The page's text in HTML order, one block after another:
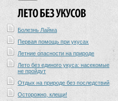
Болезнь Лайма
Первая помощь при укусах
Летние опасности на природе
Лето без единого укуса: насекомые
не пройдут
Отдых на природе без последствий
Осторожно, клещи!